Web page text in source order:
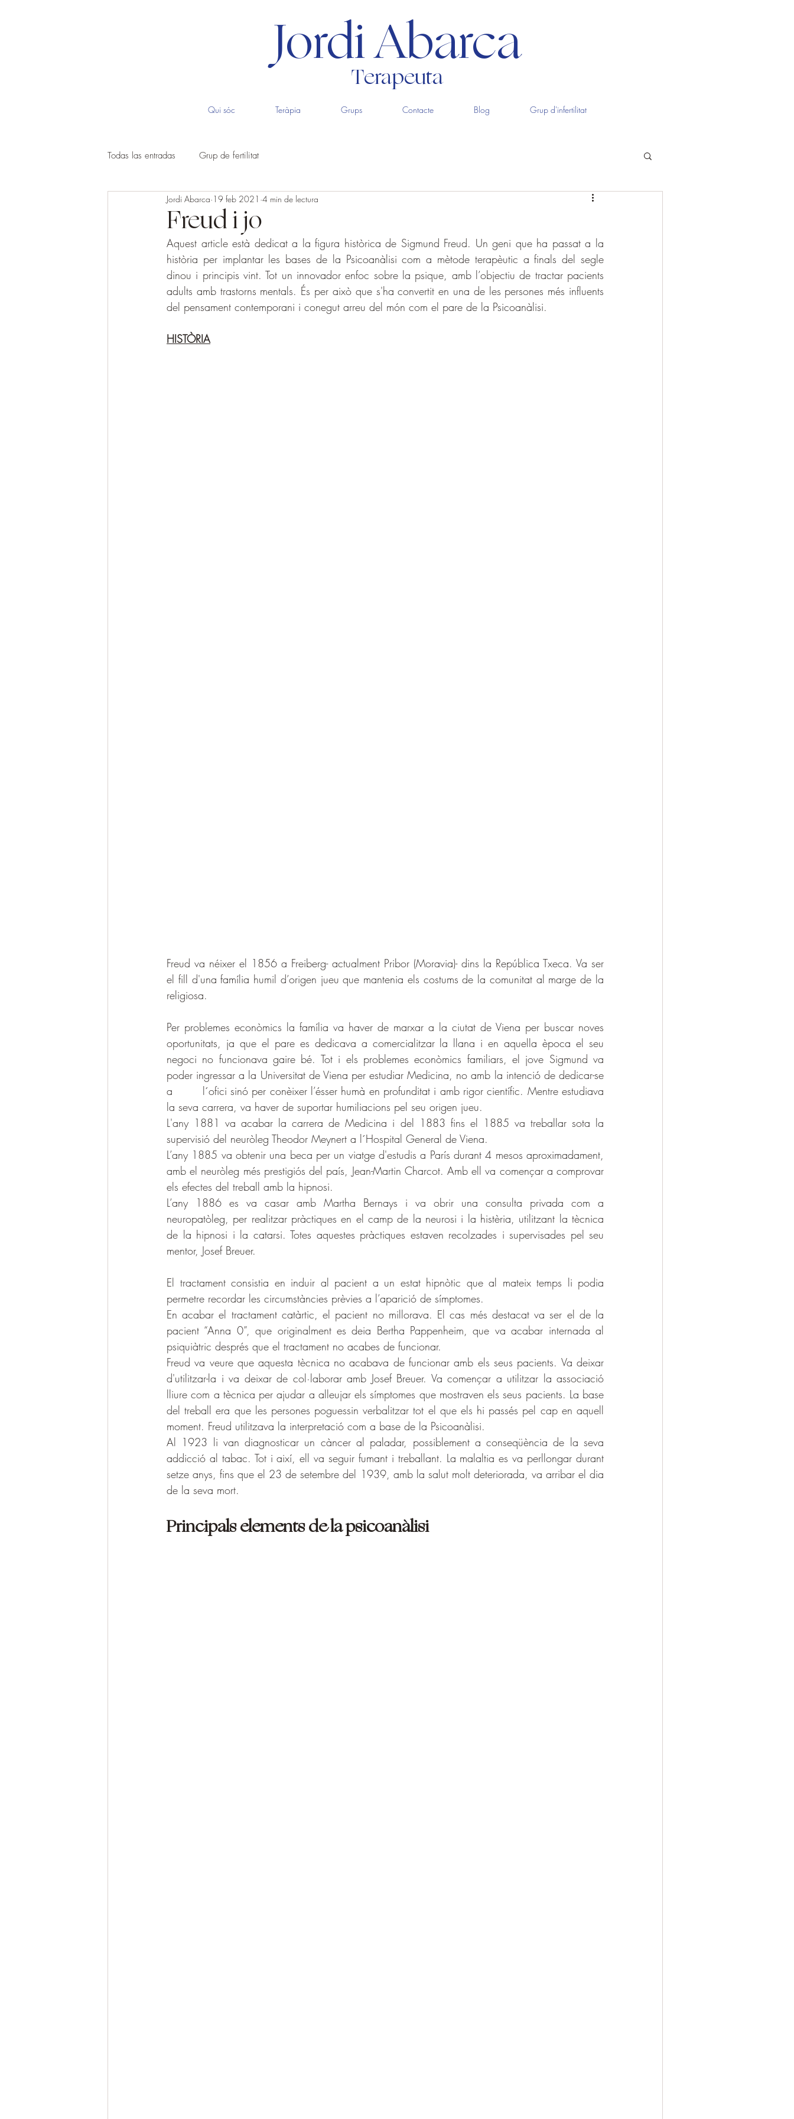
Jordi Abarca
Terapeuta
Qui sóc Teràpia Grups Contacte Blog Grup d'infertilitat
Todas las entradas Grup de fertilitat
Freud i jo
Jordi Abarca 19 feb 2021 4 min de lectura
Aquest article està dedicat a la figura històrica de Sigmund Freud. Un geni que ha passat a la
història per implantar les bases de la Psicoanàlisi com a mètode terapèutic a finals del segle
dinou i principis vint. Tot un innovador enfoc sobre la psique, amb l’objectiu de tractar pacients
adults amb trastorns mentals. És per això que s'ha convertit en una de les persones més influents
del pensament contemporani i conegut arreu del món com el pare de la Psicoanàlisi.
HISTÒRIA
Freud va néixer el 1856 a Freiberg- actualment Pribor (Moravia)- dins la República Txeca. Va ser
el fill d'una família humil d’origen jueu que mantenia els costums de la comunitat al marge de la
religiosa.
Per problemes econòmics la família va haver de marxar a la ciutat de Viena per buscar noves
oportunitats, ja que el pare es dedicava a comercialitzar la llana i en aquella època el seu
negoci no funcionava gaire bé. Tot i els problemes econòmics familiars, el jove Sigmund va
poder ingressar a la Universitat de Viena per estudiar Medicina, no amb la intenció de dedicar-se
a        l´ofici sinó per conèixer l’ésser humà en profunditat i amb rigor científic. Mentre estudiava
la seva carrera, va haver de suportar humiliacions pel seu origen jueu.
L'any 1881 va acabar la carrera de Medicina i del 1883 fins el 1885 va treballar sota la
supervisió del neuròleg Theodor Meynert a l´Hospital General de Viena.
L’any 1885 va obtenir una beca per un viatge d'estudis a París durant 4 mesos aproximadament,
amb el neuròleg més prestigiós del país, Jean-Martin Charcot. Amb ell va començar a comprovar
els efectes del treball amb la hipnosi.
L’any 1886 es va casar amb Martha Bernays i va obrir una consulta privada com a
neuropatòleg, per realitzar pràctiques en el camp de la neurosi i la histèria, utilitzant la tècnica
de la hipnosi i la catarsi. Totes aquestes pràctiques estaven recolzades i supervisades pel seu
mentor, Josef Breuer.
El tractament consistia en induir al pacient a un estat hipnòtic que al mateix temps li podia
permetre recordar les circumstàncies prèvies a l’aparició de símptomes.
En acabar el tractament catàrtic, el pacient no millorava. El cas més destacat va ser el de la
pacient “Anna 0”, que originalment es deia Bertha Pappenheim, que va acabar internada al
psiquiàtric després que el tractament no acabes de funcionar.
Freud va veure que aquesta tècnica no acabava de funcionar amb els seus pacients. Va deixar
d'utilitzar-la i va deixar de col·laborar amb Josef Breuer. Va començar a utilitzar la associació
lliure com a tècnica per ajudar a alleujar els símptomes que mostraven els seus pacients. La base
del treball era que les persones poguessin verbalitzar tot el que els hi passés pel cap en aquell
moment. Freud utilitzava la interpretació com a base de la Psicoanàlisi.
Al 1923 li van diagnosticar un càncer al paladar, possiblement a conseqüència de la seva
addicció al tabac. Tot i així, ell va seguir fumant i treballant. La malaltia es va perllongar durant
setze anys, fins que el 23 de setembre del 1939, amb la salut molt deteriorada, va arribar el dia
de la seva mort.
Principals elements de la psicoanàlisi